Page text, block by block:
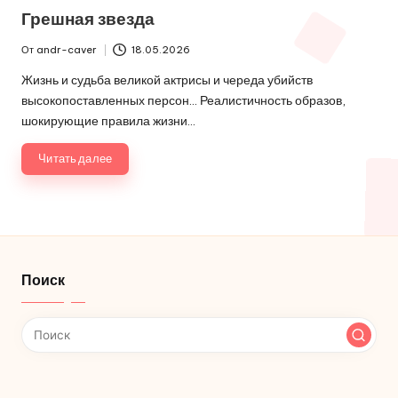
Грешная звезда
от
От andr-caver 18.05.2026
Жизнь и судьба великой актрисы и череда убийств
высокопоставленных персон… Реалистичность образов,
шокирующие правила жизни…
Читать далее
Поиск